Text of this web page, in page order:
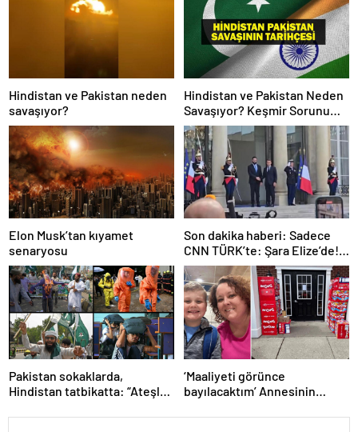
Hindistan ve Pakistan neden
savaşıyor?
Hindistan ve Pakistan Neden
Savaşıyor? Keşmir Sorunu
Nedir? Neden Savaş Başladı?
İşte Hindistan Pakistan
Savaşının Tarihçesi!
Elon Musk’tan kıyamet
senaryosu
Son dakika haberi: Sadece
CNN TÜRK’te: Şara Elize’de!
Suriye Lideri, Macron ile
görüşüyor
Pakistan sokaklarda,
Hindistan tatbikatta: “Ateşle
‘Maaliyeti görünce
bayılacaktım’ Annesinin
lolipop aldı